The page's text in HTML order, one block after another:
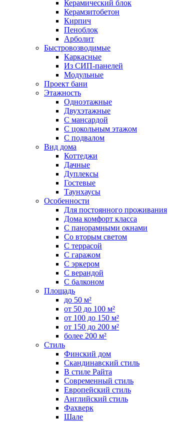
Керамический блок
Керамзитобетон
Кирпич
Пеноблок
Арболит
Быстровозводимые
Каркасные
Из СИП-панелей
Модульные
Проект бани
Этажность
Одноэтажные
Двухэтажные
С мансардой
C цокольным этажом
С подвалом
Вид дома
Коттеджи
Дачные
Дуплексы
Гостевые
Таунхаусы
Особенности
Для постоянного проживания
Дома комфорт класса
С панорамными окнами
Со вторым светом
С террасой
С гаражом
С эркером
С верандой
С балконом
Площадь
до 50 м²
от 50 до 100 м²
от 100 до 150 м²
от 150 до 200 м²
более 200 м²
Стиль
Финский дом
Скандинавский стиль
В стиле Райта
Современный стиль
Европейский стиль
Английский стиль
Фахверк
Шале